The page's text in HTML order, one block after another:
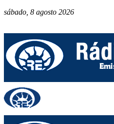
sábado, 8 agosto 2026